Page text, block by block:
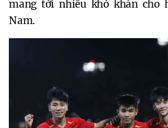
mang tới nhiều khó khăn cho
Nam.